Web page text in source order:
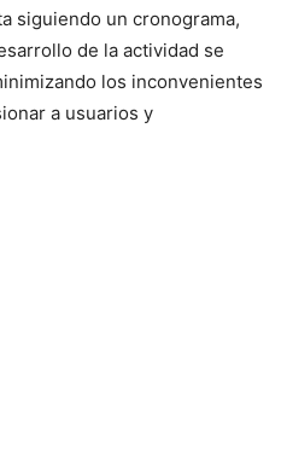
siguiendo un cronograma,
de la actividad se
los inconvenientes
a usuarios y